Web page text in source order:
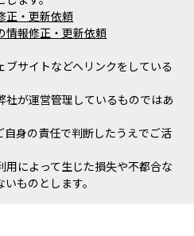
正・更新依頼
情報修正・更新依頼
ブサイトなどへリンクをしている
社が運営管理しているものではあ
自身の責任で判断したうえでご活
によって生じた損失や不都合な
ものとします。